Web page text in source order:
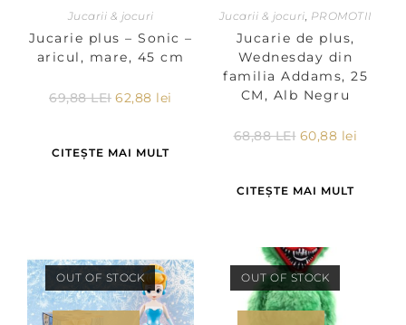
Jucarii & jocuri
Jucarie plus – Sonic –
aricul, mare, 45 cm
69,88LEI 62,88 lei
CITEȘTE MAI MULT
Jucarii & jocuri, PROMOTII
Jucarie de plus,
Wednesday din
familia Addams, 25
CM, Alb Negru
68,88LEI 60,88 lei
CITEȘTE MAI MULT
OUT OF STOCK OUT OF STOCK